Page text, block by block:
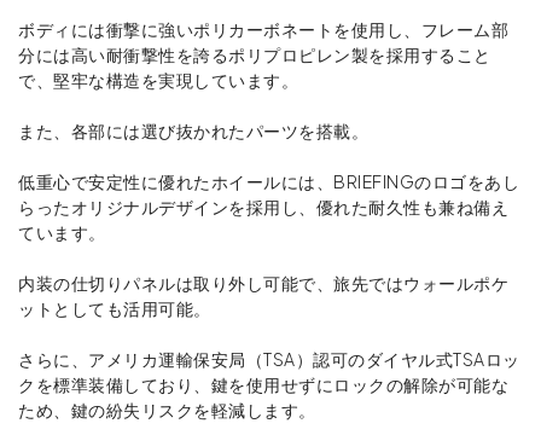
ボディには衝撃に強いポリカーボネートを使用し、フレーム部
分には高い耐衝撃性を誇るポリプロピレン製を採用すること
で、堅牢な構造を実現しています。
また、各部には選び抜かれたパーツを搭載。
低重心で安定性に優れたホイールには、BRIEFINGのロゴをあし
らったオリジナルデザインを採用し、優れた耐久性も兼ね備え
ています。
内装の仕切りパネルは取り外し可能で、旅先ではウォールポケ
ットとしても活用可能。
さらに、アメリカ運輸保安局（TSA）認可のダイヤル式TSAロッ
クを標準装備しており、鍵を使用せずにロックの解除が可能な
ため、鍵の紛失リスクを軽減します。